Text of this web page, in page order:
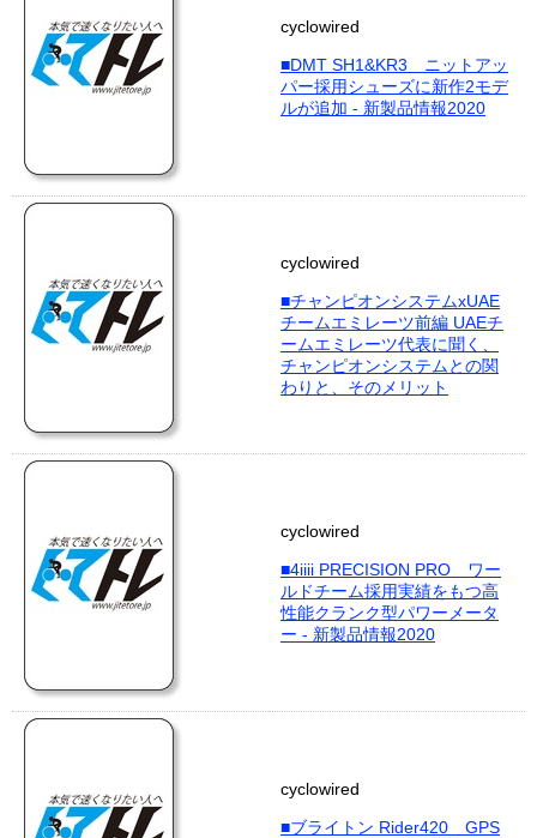
cyclowired
■DMT SH1&KR3 ニットアッ
パー採用シューズに新作2モデ
ルが追加 - 新製品情報2020
cyclowired
■チャンピオンシステムxUAE
チームエミレーツ前編 UAEチ
ームエミレーツ代表に聞く、
チャンピオンシステムとの関
わりと、そのメリット
cyclowired
■4iiii PRECISION PRO ワー
ルドチーム採用実績をもつ高
性能クランク型パワーメータ
ー - 新製品情報2020
cyclowired
■ブライトン Rider420 GPS